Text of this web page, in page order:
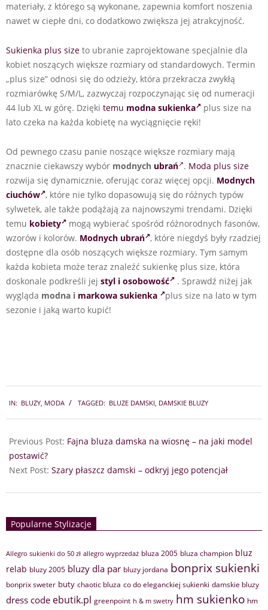
materiały, z którego są wykonane, zapewnia komfort noszenia
nawet w ciepłe dni, co dodatkowo zwiększa jej atrakcyjność.
Sukienka plus size to ubranie zaprojektowane specjalnie dla
kobiet noszących większe rozmiary od standardowych. Termin
„plus size” odnosi się do odzieży, która przekracza zwykłą
rozmiarówkę S/M/L, zazwyczaj rozpoczynając się od numeracji
44 lub XL w górę. Dzięki temu modna sukienka
plus size na
lato czeka na każda kobietę na wyciągnięcie ręki!
Od pewnego czasu panie noszące większe rozmiary mają
znacznie ciekawszy wybór modnych ubrań . Moda plus size
rozwija się dynamicznie, oferując coraz więcej opcji. Modnych
ciuchów , które nie tylko dopasowują się do różnych typów
sylwetek, ale także podążają za najnowszymi trendami. Dzięki
temu kobiety
mogą wybierać spośród różnorodnych fasonów,
wzorów i kolorów. Modnych ubrań , które niegdyś były rzadziej
dostępne dla osób noszących większe rozmiary. Tym samym
każda kobieta może teraz znaleźć sukienkę plus size, która
doskonale podkreśli jej styl i osobowość
. Sprawdź niżej jak
wygląda modna i markowa sukienka
plus size na lato w tym
sezonie i jaką warto kupić!
08-
31
IN: BLUZY MODA TAGGED: BLUZE DAMSKI DAMSKIE BLUZY
Previous Post: Fajna bluza damska na wiosnę – na jaki model
postawić?
Next Post: Szary płaszcz damski – odkryj jego potencjał
Popularne Stylizacje
Allegro sukienki do 50 zł allegro wyprzedaż bluza 2005 bluza champion bluz
relab bluzy 2005 bluzy dla par bluzy jordana bonprix sukienki
bonprix sweter buty chaotic bluza co do eleganckiej sukienki damskie bluzy
dress code ebutik.pl greenpoint h & m swetry hm sukienko hm